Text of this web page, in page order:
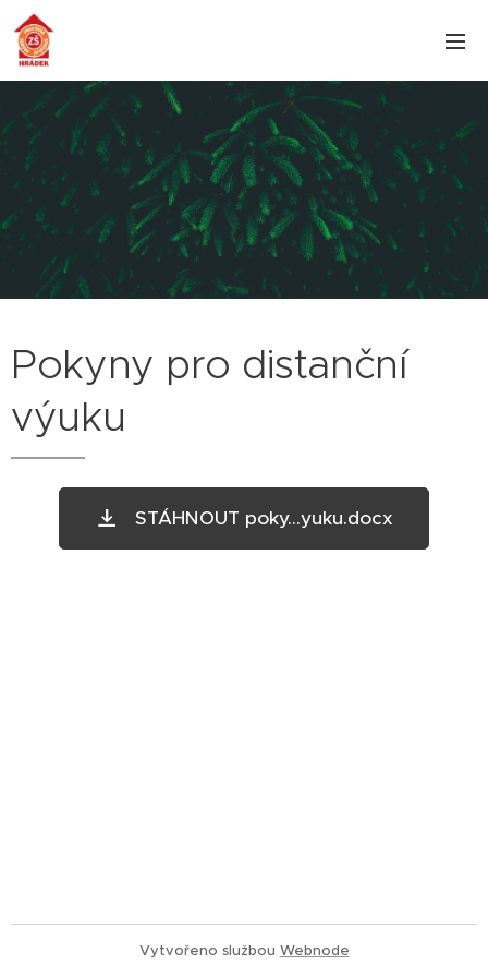
Pokyny pro distanční
výuku
STÁHNOUT poky...yuku.docx
Vytvořeno službou Webnode